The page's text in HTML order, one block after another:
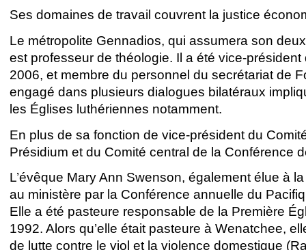
Ses domaines de travail couvrent la justice
Le métropolite Gennadios, qui assumera son
est professeur de théologie. Il a été vice-
2006, et membre du personnel du secrétariat de
engagé dans plusieurs dialogues bilatéraux
les Églises luthériennes notamment.
En plus de sa fonction de vice-président du
Présidium et du Comité central de la Conférence
L’évêque Mary Ann Swenson, également élue à
au ministère par la Conférence annuelle du
Elle a été pasteure responsable de la Première
1992. Alors qu’elle était pasteure à Wenatchee,
de lutte contre le viol et la violence domestique